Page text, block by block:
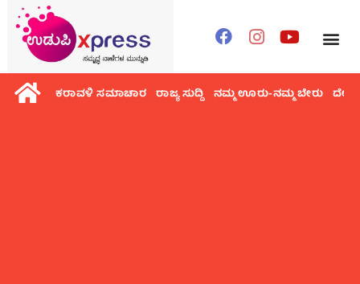
ಕರಾವಳಿ ಸಮಾಚಾರ ರಾಜ್ಯ ಸುದ್ದಿ ನಮ್ಮ ಊರು-ನಮ್ಮ ಬೇರು ದೇಶ